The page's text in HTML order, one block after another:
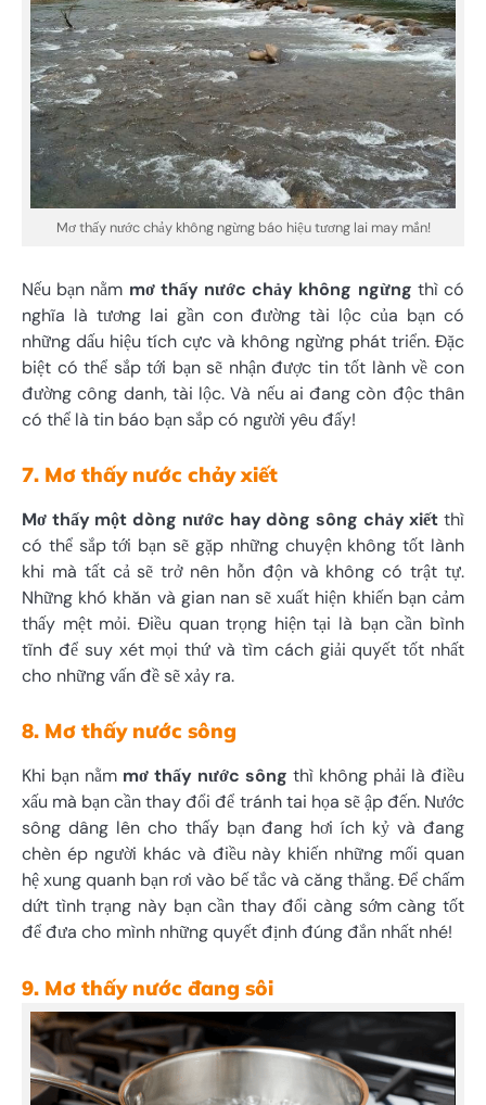
Mơ thấy nước chảy không ngừng báo hiệu tương lai may mắn!
Nếu bạn nằm mơ thấy nước chảy không ngừng thì có
nghĩa là tương lai gần con đường tài lộc của bạn có
những dấu hiệu tích cực và không ngừng phát triển. Đặc
biệt có thể sắp tới bạn sẽ nhận được tin tốt lành về con
đường công danh, tài lộc. Và nếu ai đang còn độc thân
có thể là tin báo bạn sắp có người yêu đấy!
7. Mơ thấy nước chảy xiết
Mơ thấy một dòng nước hay dòng sông chảy xiết thì
có thể sắp tới bạn sẽ gặp những chuyện không tốt lành
khi mà tất cả sẽ trở nên hỗn độn và không có trật tự.
Những khó khăn và gian nan sẽ xuất hiện khiến bạn cảm
thấy mệt mỏi. Điều quan trọng hiện tại là bạn cần bình
tĩnh để suy xét mọi thứ và tìm cách giải quyết tốt nhất
cho những vấn đề sẽ xảy ra.
8. Mơ thấy nước sông
Khi bạn nằm mơ thấy nước sông thì không phải là điều
xấu mà bạn cần thay đổi để tránh tai họa sẽ ập đến. Nước
sông dâng lên cho thấy bạn đang hơi ích kỷ và đang
chèn ép người khác và điều này khiến những mối quan
hệ xung quanh bạn rơi vào bế tắc và căng thẳng. Để chấm
dứt tình trạng này bạn cần thay đổi càng sớm càng tốt
để đưa cho mình những quyết định đúng đắn nhất nhé!
9. Mơ thấy nước đang sôi